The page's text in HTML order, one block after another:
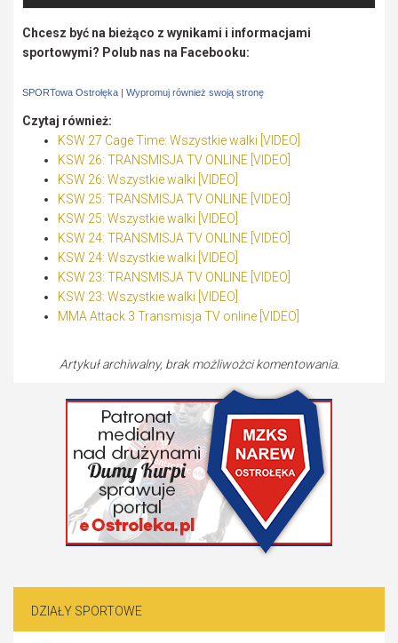
Chcesz być na bieżąco z wynikami i informacjami
sportowymi? Polub nas na Facebooku:
SPORTowa Ostrołęka | Wypromuj również swoją stronę
Czytaj również:
KSW 27 Cage Time: Wszystkie walki [VIDEO]
KSW 26: TRANSMISJA TV ONLINE [VIDEO]
KSW 26: Wszystkie walki [VIDEO]
KSW 25: TRANSMISJA TV ONLINE [VIDEO]
KSW 25: Wszystkie walki [VIDEO]
KSW 24: TRANSMISJA TV ONLINE [VIDEO]
KSW 24: Wszystkie walki [VIDEO]
KSW 23: TRANSMISJA TV ONLINE [VIDEO]
KSW 23: Wszystkie walki [VIDEO]
MMA Attack 3 Transmisja TV online [VIDEO]
Artykuł archiwalny, brak możliwożci komentowania.
DZIAŁY SPORTOWE